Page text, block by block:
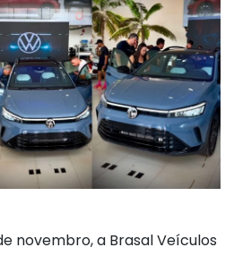
novembro, a Brasal Veículos